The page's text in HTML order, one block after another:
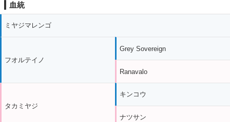
血統
ミヤジマレンゴ
フオルテイノ
タカミヤジ
Grey Sovereign
Ranavalo
キンコウ
ナツサン